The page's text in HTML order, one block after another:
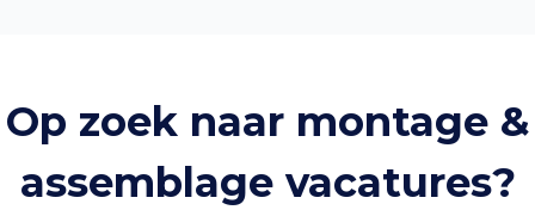
Op zoek naar montage &
assemblage vacatures?